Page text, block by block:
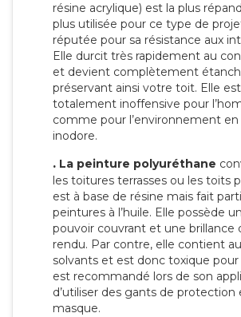
résine acrylique) est la plus
plus utilisée pour ce type de
réputée pour sa résistance aux
Elle durcit très rapidement au
et devient complètement
préservant ainsi votre toit. Elle est
totalement inoffensive pour
comme pour l’environnement en
inodore.
. La peinture polyuréthane
les toitures terrasses ou les toits
est à base de résine mais fait
peintures à l’huile. Elle possède
pouvoir couvrant et une brillance
rendu. Par contre, elle contient
solvants et est donc toxique pour
est recommandé lors de son
d’utiliser des gants de protection
masque.